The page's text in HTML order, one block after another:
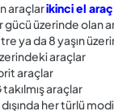
araçlarikinci el
üzerinde olan
ya da 8 yaşın
araçlar
araçlar
araçlar
her türlü